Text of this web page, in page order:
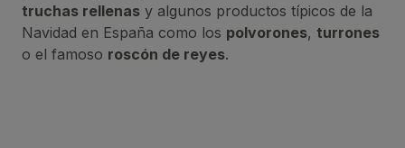
truchas rellenas y algunos productos típicos de la
Navidad en España como los polvorones, turrones
o el famoso roscón de reyes.